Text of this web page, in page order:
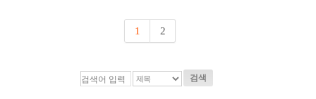
1 2
검색